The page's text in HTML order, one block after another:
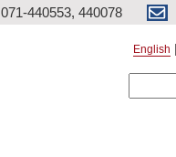
071-440553, 440078
English